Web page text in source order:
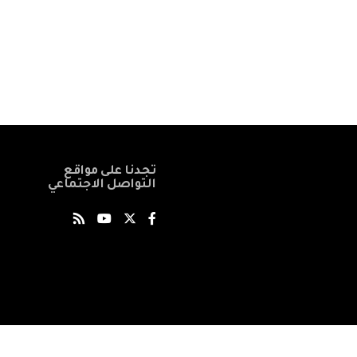
تجدنا على مواقع
التواصل الاجتماعي